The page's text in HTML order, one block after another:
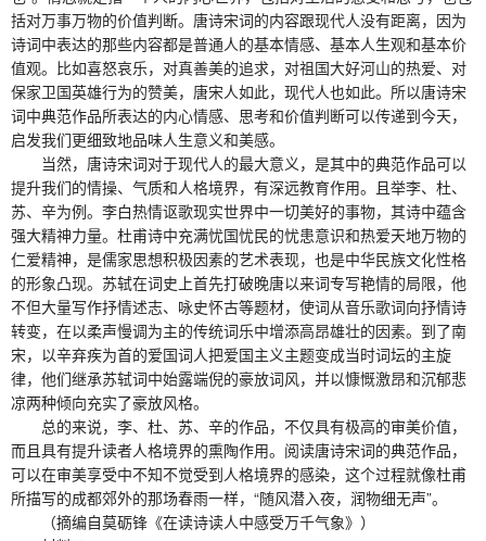
括对万事万物的价值判断。唐诗宋词的内容跟现代人没有距离，因为
诗词中表达的那些内容都是普通人的基本情感、基本人生观和基本价
值观。比如喜怒哀乐，对真善美的追求，对祖国大好河山的热爱、对
保家卫国英雄行为的赞美，唐宋人如此，现代人也如此。所以唐诗宋
词中典范作品所表达的内心情感、思考和价值判断可以传递到今天，
启发我们更细致地品味人生意义和美感。
当然，唐诗宋词对于现代人的最大意义，是其中的典范作品可以
提升我们的情操、气质和人格境界，有深远教育作用。且举李、杜、
苏、辛为例。李白热情讴歌现实世界中一切美好的事物，其诗中蕴含
强大精神力量。杜甫诗中充满忧国忧民的忧患意识和热爱天地万物的
仁爱精神，是儒家思想积极因素的艺术表现，也是中华民族文化性格
的形象凸现。苏轼在词史上首先打破晚唐以来词专写艳情的局限，他
不但大量写作抒情述志、咏史怀古等题材，使词从音乐歌词向抒情诗
转变，在以柔声慢调为主的传统词乐中增添高昂雄壮的因素。到了南
宋，以辛弃疾为首的爱国词人把爱国主义主题变成当时词坛的主旋
律，他们继承苏轼词中始露端倪的豪放词风，并以慷慨激昂和沉郁悲
凉两种倾向充实了豪放风格。
总的来说，李、杜、苏、辛的作品，不仅具有极高的审美价值，
而且具有提升读者人格境界的熏陶作用。阅读唐诗宋词的典范作品，
可以在审美享受中不知不觉受到人格境界的感染，这个过程就像杜甫
所描写的成都郊外的那场春雨一样，“随风潜入夜，润物细无声”。
（摘编自莫砺锋《在读诗读人中感受万千气象》）